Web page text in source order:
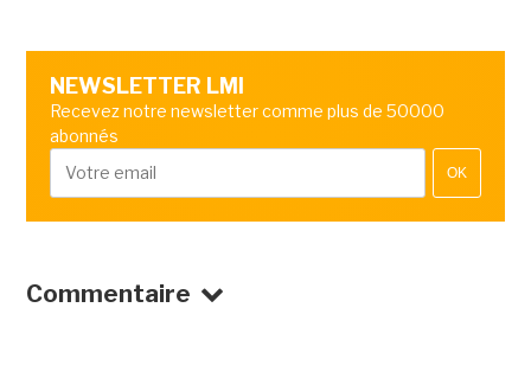
NEWSLETTER LMI
Recevez notre newsletter comme plus de 50000
abonnés
OK
Commentaire